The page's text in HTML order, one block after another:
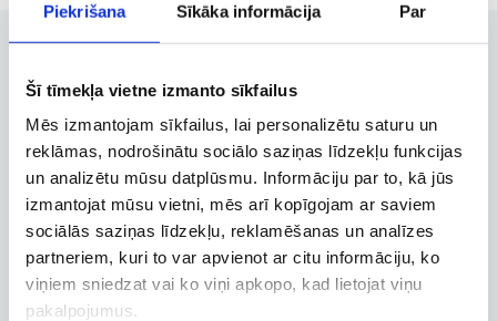
Piekrišana Sīkāka informācija Par
Šī tīmekļa vietne izmanto sīkfailus
Mēs izmantojam sīkfailus, lai personalizētu saturu un
reklāmas, nodrošinātu sociālo saziņas līdzekļu funkcijas
un analizētu mūsu datplūsmu. Informāciju par to, kā jūs
izmantojat mūsu vietni, mēs arī kopīgojam ar saviem
sociālās saziņas līdzekļu, reklamēšanas un analīzes
partneriem, kuri to var apvienot ar citu informāciju, ko
viņiem sniedzat vai ko viņi apkopo, kad lietojat viņu
pakalpojumus.
Užsakymų valdymas
Užsakymo keitimas, atšaukimas ir
kitos svarbios funkcijos
Verslo paskyra
Verslo, tarnybinių ir darbostogų